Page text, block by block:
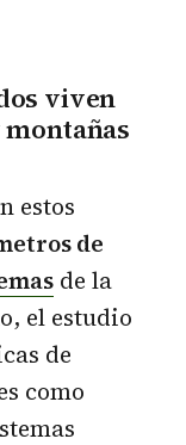
viven
estos
de
de la
el estudio
de
como